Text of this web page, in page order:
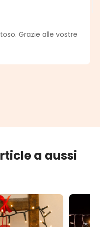
Grazie alle vostre
a aussi